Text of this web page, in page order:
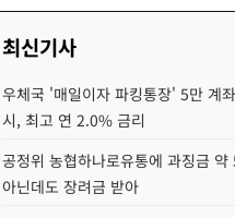
최신기사
우체국 '매일이자 파킹통장' 5만 계
시, 최고 연 2.0% 금리
공정위 농협하나로유통에 과징금
아닌데도 장려금 받아